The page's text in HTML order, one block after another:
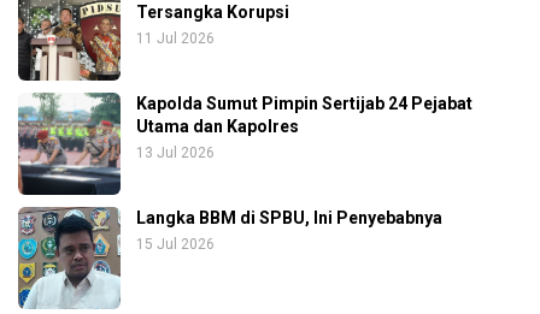
Tersangka Korupsi
11 Jul 2026
Kapolda Sumut Pimpin Sertijab 24 Pejabat
Utama dan Kapolres
13 Jul 2026
Langka BBM di SPBU, Ini Penyebabnya
15 Jul 2026